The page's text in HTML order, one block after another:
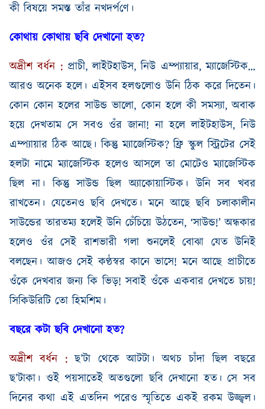
কী বিষয়ে সমস্ততাঁর নখদর্পণে।
কোথায় কোথায় ছবি দেখানো হত?
অদ্রীশ বর্ধন :প্রাচী,লাইটহাউস,নিউ এম্প্যায়ার,ম্যাজেস্টিক…
আরও অনেক হলে। এইসব হলগুলোও উনি ঠিক করে দিতেন।
কোন কোন হলের সাউন্ড ভালো, কোন হলেকীসমস্যা, অবাক
হয়ে দেখতাম সে সবও ওঁর জানা!না হলে লাইটহাউস,নিউ
এম্প্যায়ার ঠিক আছে। কিন্তু ম্যাজেস্টিক?ফ্রি স্কুল স্ট্রিটের সেই
হলটা নামে ম্যাজেস্টিক হলেও আসলে তা মোটেও ম্যাজেস্টিক
ছিল না। কিন্তু সাউন্ড ছিল অ্যাকোয়াস্টিক। উনি সব খবর
রাখতেন। যেতেনও ছবি দেখতে। মনে আছে ছবি চলাকালীন
সাউন্ডের তারতম্য হলেই উনি চেঁচিয়ে উঠতেন, ‘সাউন্ড!’অন্ধকার
হলেও ওঁর সেই রাশভারী গলা শুনলেই বোঝা যেত উনিই
বলছেন। আজও সেই কণ্ঠস্বর কানে ভাসে!মনে আছে প্রাচীতে
ওঁকে দেখবার জন্য কিভিড়!সবাই ওঁকে একবারদেখতে চায়!
সিকিউরিটি তো হিমশিম।
বছরে কটা ছবি দেখানো হত?
অদ্রীশ বর্ধন :ছ’টা থেকে আটটা। অথচ চাঁদা ছিল বছরে
ছ’টাকা। ওইপয়সাতেই অতগুলো ছবি দেখানো হত। সে সব
দিনের কথা এই এতদিন পরেও স্মৃতিতে একই রকম উজ্জ্বল।